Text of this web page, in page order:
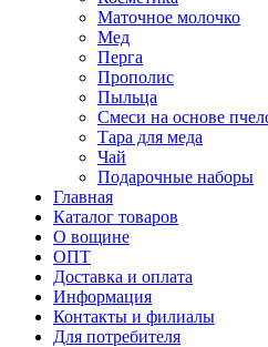
Маточное молочко
Мед
Перга
Прополис
Пыльца
Смеси на основе
Тара для меда
Чай
Подарочные наборы
Главная
Каталог товаров
О вощине
ОПТ
Доставка и оплата
Информация
Контакты и филиалы
Для потребителя